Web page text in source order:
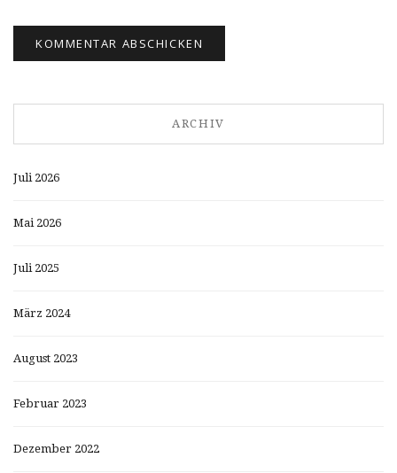
ARCHIV
Juli 2026
Mai 2026
Juli 2025
März 2024
August 2023
Februar 2023
Dezember 2022